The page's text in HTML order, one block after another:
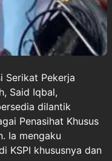
Serikat Pekerja
Said Iqbal,
dilantik
Penasihat Khusus
Ia mengaku
KSPI khususnya dan